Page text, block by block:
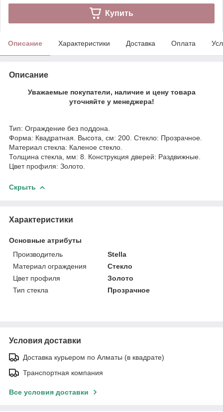
Купить
Описание Характеристики Доставка Оплата
Описание
Уважаемые покупатели, наличие и цену товара
уточняйте у менеджера!
Тип: Ограждение без поддона.
Форма: Квадратная. Высота, см: 200. Стекло: Прозрачное.
Материал стекла: Каленое стекло.
Толщина стекла, мм: 8. Конструкция дверей: Раздвижные.
Цвет профиля: Золото.
Скрыть
Характеристики
Основные атрибуты
Производитель
Stella
Материал ограждения
Стекло
Цвет профиля
Золото
Тип стекла
Прозрачное
Условия доставки
Доставка курьером по Алматы (в квадрате)
Транспортная компания
Все условия доставки